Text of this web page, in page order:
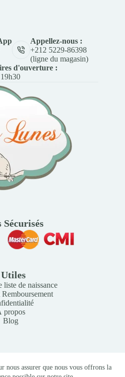
nous assurer que nous vous offrons la
Appellez-nous :
+212 5229-86398
(ligne du magasin)
d'ouverture :
Sécurisés
liste de naissance
propos
Blog
- Création du site :
Baptiste
de Vente